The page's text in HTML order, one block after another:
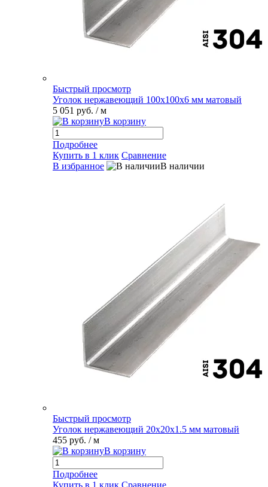
Быстрый просмотр
Уголок нержавеющий 100х100х6 мм матовый
5 051 руб. / м
В корзину
Подробнее
Купить в 1 клик Сравнение
В избранное
В наличии
Быстрый просмотр
Уголок нержавеющий 20х20х1.5 мм матовый
455 руб. / м
В корзину
Подробнее
Купить в 1 клик Сравнение